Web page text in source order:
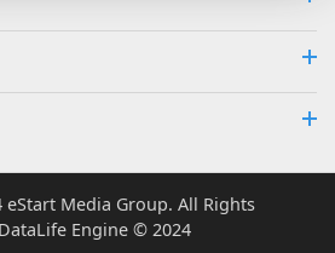
Media Group. All Rights
Engine © 2024